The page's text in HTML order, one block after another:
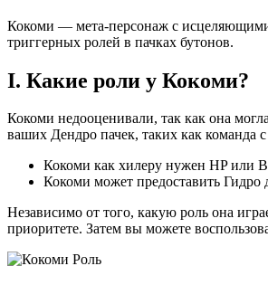
Кокоми — мета-персонаж с исцеляющими
триггерных ролей в пачках бутонов.
I. Какие роли у Кокоми?
Кокоми недооценивали, так как она
ваших Дендро пачек, таких как команда
Кокоми как хилеру нужен HP или
Кокоми может предоставить Гидро
Независимо от того, какую роль она
приоритете. Затем вы можете